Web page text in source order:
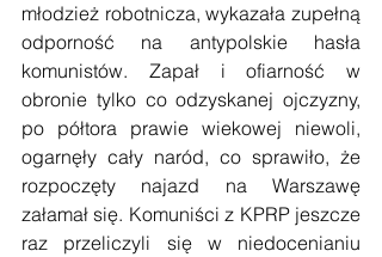
młodzież robotnicza, wykazała zupełną
odporność na antypolskie hasła
komunistów. Zapał i ofiarność w
obronie tylko co odzyskanej ojczyzny,
po półtora prawie wiekowej niewoli,
ogarnęły cały naród, co sprawiło, że
rozpoczęty najazd na Warszawę
załamał się. Komuniści z KPRP jeszcze
raz przeliczyli się w niedocenianiu